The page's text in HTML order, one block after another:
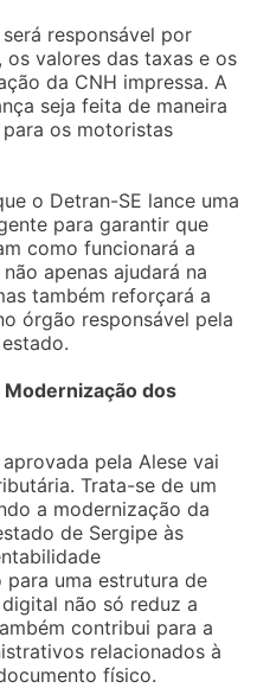
responsável por
valores das taxas e os
da CNH impressa. A
seja feita de maneira
os motoristas
o Detran-SE lance uma
para garantir que
como funcionará a
apenas ajudará na
também reforçará a
órgão responsável pela
Modernização dos
pela Alese vai
Trata-se de um
a modernização da
de Sergipe às
uma estrutura de
não só reduz a
contribui para a
relacionados à
físico.